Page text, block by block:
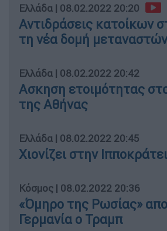
Ελλάδα | 08.02.2022 20:20
Αντιδράσεις κατοίκων
τη νέα δομή μεταναστών
Ελλάδα | 08.02.2022 20:42
Ασκηση ετοιμότητας
της Αθήνας
Ελλάδα | 08.02.2022 20:45
Χιονίζει στην
Κόσμος | 08.02.2022 20:36
«Όμηρο της Ρωσίας»
Γερμανία ο Τραμπ